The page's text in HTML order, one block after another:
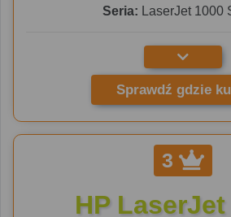
Seria: LaserJet 1000
Sprawdź gdzie
3
HP LaserJet